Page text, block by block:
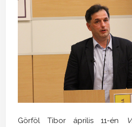
Görföl Tibor április 11-én